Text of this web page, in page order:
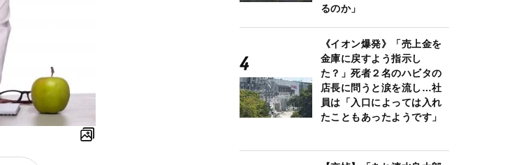
るのか」
《イオン爆発》「売上金を
金庫に戻すよう指示し
た？」死者２名のハビタの
店長に問うと涙を流し…社
員は「入口によっては入れ
たこともあったようです」